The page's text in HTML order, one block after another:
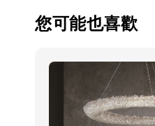
您可能也喜歡